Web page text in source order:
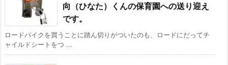
向（ひなた）くんの保育園への送り迎え
です。
ロードバイクを買うことに踏ん切りがついたのも、ロードにだってチ
ャイルドシートをつ ...